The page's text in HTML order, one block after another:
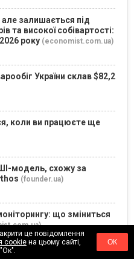
залишається під
та високої собівартості:
року (economist.com.ua)
України склав $82,2
коли ви працюєте ще
модель, схожу за
(founder.ua)
що зміниться
це повідомлення
cookieна цьому сайті,
ОК